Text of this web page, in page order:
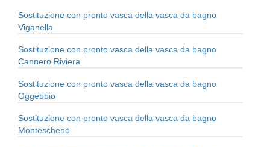
Sostituzione con pronto vasca della vasca da bagno
Viganella
Sostituzione con pronto vasca della vasca da bagno
Cannero Riviera
Sostituzione con pronto vasca della vasca da bagno
Oggebbio
Sostituzione con pronto vasca della vasca da bagno
Montescheno